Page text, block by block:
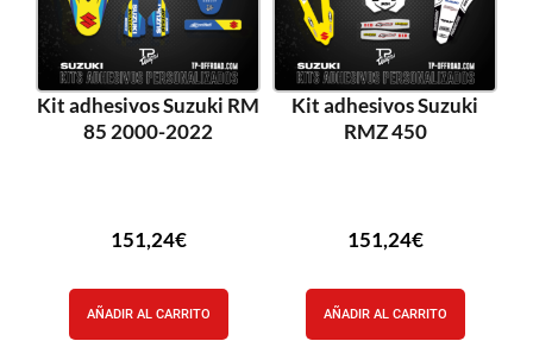
Kit adhesivos Suzuki RM
85 2000-2022
151,24€
AÑADIR AL CARRITO
Kit adhesivos Suzuki
RMZ 450
151,24€
AÑADIR AL CARRITO